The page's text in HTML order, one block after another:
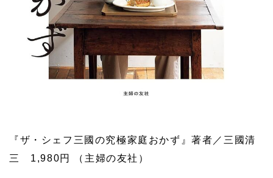
『ザ・シェフ三國の究極家庭おかず』著者／三國清
三 1,980円 （主婦の友社）